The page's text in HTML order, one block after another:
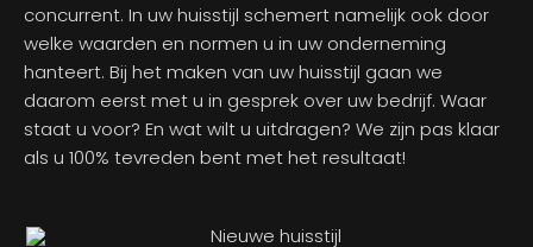
concurrent. In uw huisstijl schemert namelijk ook door
welke waarden en normen u in uw onderneming
hanteert. Bij het maken van uw huisstijl gaan we
daarom eerst met u in gesprek over uw bedrijf. Waar
staat u voor? En wat wilt u uitdragen? We zijn pas klaar
als u 100% tevreden bent met het resultaat!